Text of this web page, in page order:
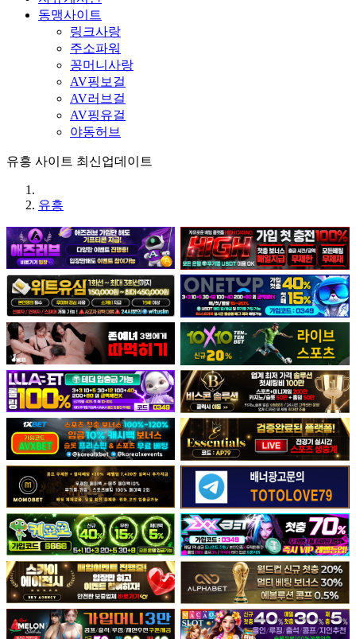
동맹사이트
링크사랑
주소파워
꽁머니사랑
AV핑보걸
AV러브걸
AV핑유걸
야동허브
유흥 사이트 최신업데이트
유흥